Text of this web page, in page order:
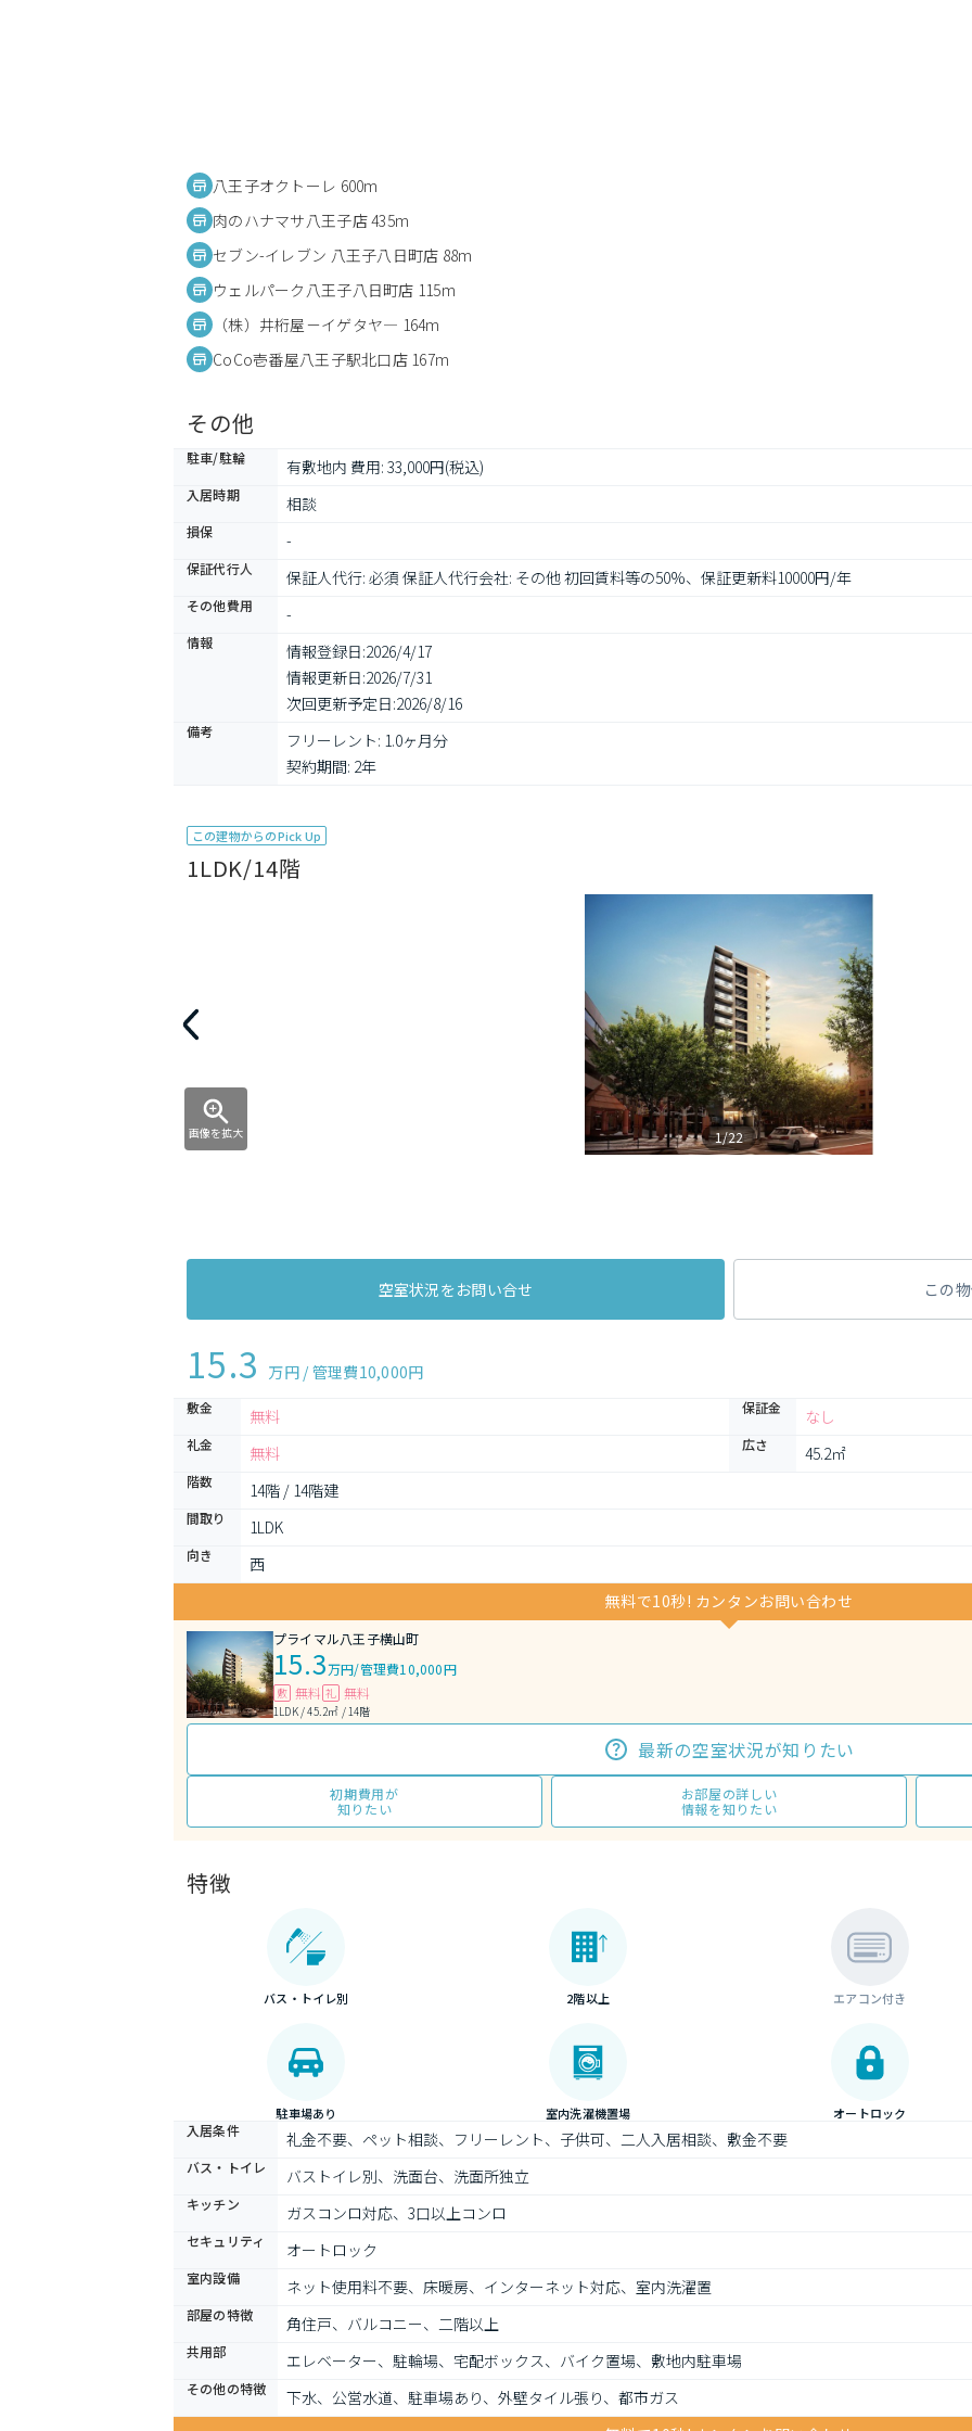
八王子オクトーレ 600m
肉のハナマサ八王子店 435m
セブン-イレブン 八王子八日町店 88m
ウェルパーク八王子八日町店 115m
（株）井桁屋－イゲタヤ― 164m
CoCo壱番屋八王子駅北口店 167m
その他
駐車/駐輪 有敷地内 費用: 33,000円(税込)
入居時期 相談
損保 -
保証代行人 保証人代行: 必須 保証人代行会社: その他 初回賃料等の50%、保証更新料10000円/年
その他費用 -
情報 情報登録日:2026/4/17
情報更新日:2026/7/31
次回更新予定日:2026/8/16
備考
フリーレント: 1.0ヶ月分
契約期間: 2年
この建物からのPick Up
1LDK/14階
画像を拡大 1/22
空室状況をお問い合せ この
15.3 万円 / 管理費10,000円
敷金 無料 保証金 なし
礼金 無料 広さ 45.2㎡
階数 14階 / 14階建
間取り 1LDK
向き
西
無料で10秒! カンタンお問い合わせ
プライマル八王子横山町
15.3万円/管理費10,000円
敷 無料 礼 無料
1LDK / 45.2㎡ / 14階
最新の空室状況が知りたい
初期費用が
知りたい
お部屋の詳しい
情報を知りたい
特徴
バス・トイレ別 2階以上 エアコン付き
駐車場あり 室内洗濯機置場 オートロック
入居条件 礼金不要、ペット相談、フリーレント、子供可、二人入居相談、敷金不要
バス・トイレ バストイレ別、洗面台、洗面所独立
キッチン ガスコンロ対応、3口以上コンロ
セキュリティ オートロック
室内設備 ネット使用料不要、床暖房、インターネット対応、室内洗濯置
部屋の特徴 角住戸、バルコニー、二階以上
共用部 エレベーター、駐輪場、宅配ボックス、バイク置場、敷地内駐車場
その他の特徴
下水、公営水道、駐車場あり、外壁タイル張り、都市ガス